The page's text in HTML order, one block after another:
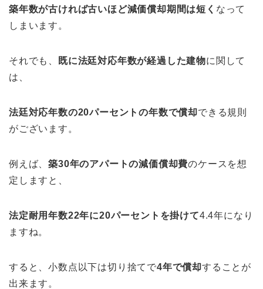
築年数が古ければ古いほど減価償却期間は短く なって
しまいます。
それでも、 既に法廷対応年数が経過した建物に関して
は、
法廷対応年数の20パーセントの年数で償却できる規則
がございます。
例えば、築30年のアパートの減価償却費のケースを想
定しますと、
法定耐用年数22年に20パーセントを掛けて4.4年になり
ますね。
すると、小数点以下は切り捨てで4年で償却することが
出来ます。